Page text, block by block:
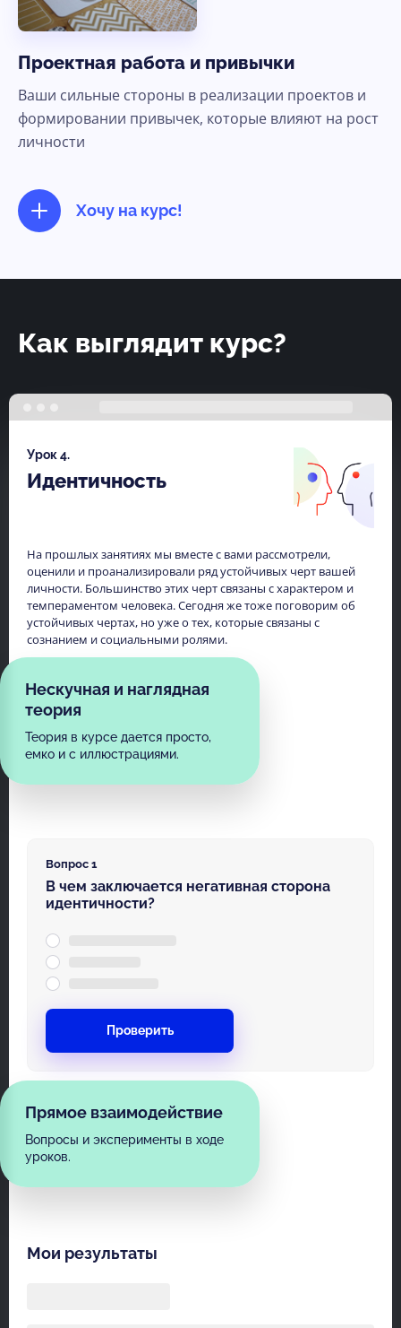
Проектная работа и привычки
Ваши сильные стороны в реализации проектов и
формировании привычек, которые влияют на рост
личности
Хочу на курс!
Как выглядит курс?
Урок 4.
Идентичность
На прошлых занятиях мы вместе с вами рассмотрели,
оценили и проанализировали ряд устойчивых черт вашей
личности. Большинство этих черт связаны с характером и
темпераментом человека. Сегодня же тоже поговорим об
устойчивых чертах, но уже о тех, которые связаны с
сознанием и социальными ролями.
Нескучная и наглядная
теория
Теория в курсе дается просто,
емко и с иллюстрациями.
Вопрос 1
В чем заключается негативная сторона
идентичности?
Проверить
Прямое взаимодействие
Вопросы и эксперименты в ходе
уроков.
Мои результаты